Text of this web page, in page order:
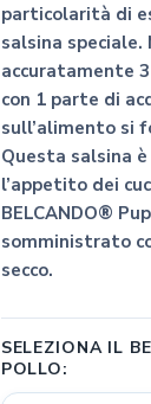
particolarità di
salsina speciale.
accuratamente
con 1 parte di
sull’alimento si
Questa salsina
l’appetito dei
BELCANDO®
somministrato
secco.
SELEZIONA IL
POLLO: